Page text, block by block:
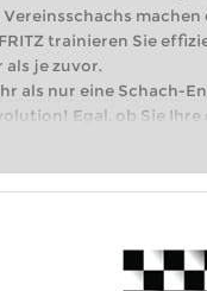
Vereinsschachs
trainieren Sie
je zuvor.
als nur eine Schach-
Egal, ob Sie
machen oder bereits